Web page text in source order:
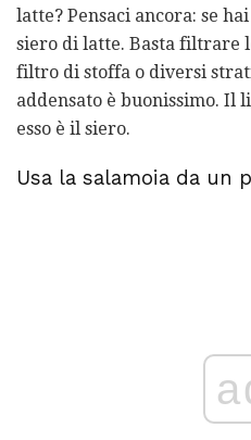
latte? Pensaci ancora: se
siero di latte. Basta filtrare
filtro di stoffa o diversi
addensato è buonissimo. Il
esso è il siero.
Usa la salamoia da un